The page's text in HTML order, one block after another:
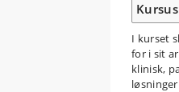
I kurset
for i sit
klinisk,